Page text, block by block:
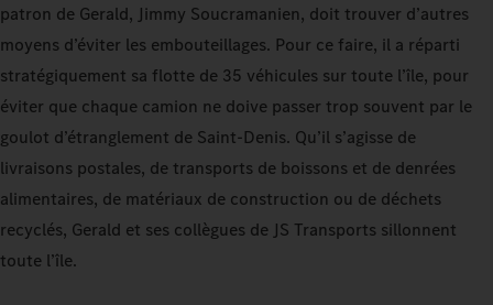
patron de Gerald, Jimmy Soucramanien, doit trouver d’autres
moyens d’éviter les embouteillages. Pour ce faire, il a réparti
stratégiquement sa flotte de 35 véhicules sur toute l’île, pour
éviter que chaque camion ne doive passer trop souvent par le
goulot d’étranglement de Saint-Denis. Qu’il s’agisse de
livraisons postales, de transports de boissons et de denrées
alimentaires, de matériaux de construction ou de déchets
recyclés, Gerald et ses collègues de JS Transports sillonnent
toute l’île.